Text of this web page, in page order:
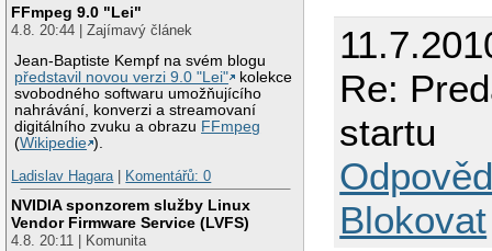
FFmpeg 9.0 "Lei"
4.8. 20:44 | Zajímavý článek
Jean-Baptiste Kempf na svém blogu
představil novou verzi 9.0 "Lei"
kolekce
svobodného softwaru umožňujícího
nahrávání, konverzi a streamovaní
digitálního zvuku a obrazu FFmpeg
(Wikipedie ).
Ladislav Hagara| Komentářů: 0
NVIDIA sponzorem služby Linux
Vendor Firmware Service (LVFS)
4.8. 20:11 | Komunita
Re:
startu
Blokovat